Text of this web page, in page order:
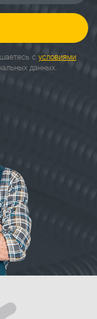
с условиями
данных.